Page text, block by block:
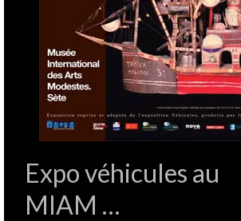
Expo véhicules au
MIAM …